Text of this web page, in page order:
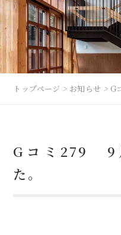
トップページ > お知らせ > G
Gコミ279 9
た。